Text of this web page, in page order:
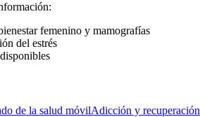
femenino y mamografías
del estrés
de la salud móvilAdicción y recuperación